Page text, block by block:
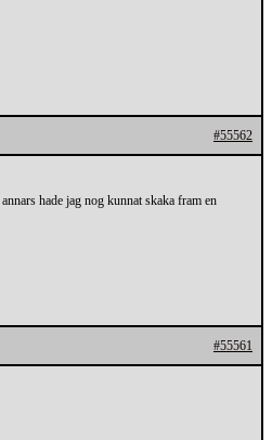
#55562
hade jag nog kunnat skaka fram en
#55561